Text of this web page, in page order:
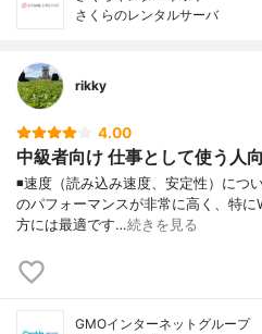
さくらのレンタルサーバ
rikky
4.00
中級者向け 仕事として使う人
◾️速度（読み込み速度、安定性）につ
のパフォーマンスが非常に高く、特
方には最適です…続きを見る
GMOインターネットグループ